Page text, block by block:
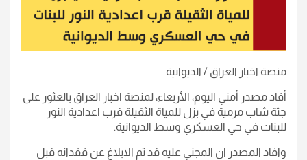
منصة اخبار العراق / الديوانية
أفاد مصدر أمني اليوم، الأربعاء، لمنصة اخبار العراق بالعثور على
جثة شاب مرمية في بزل للمياة الثقيلة قرب اعدادية النور
للبنات في حي العسكري وسط الديوانية.
وافاد المصدر ان المجني عليه قد تم الابلاغ عن فقدانه قبل